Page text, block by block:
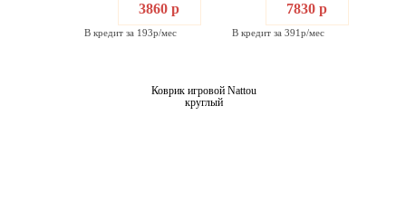
3860 р
В кредит за 193р/мес
7830 р
В кредит за 391р/мес
Коврик игровой Nattou
круглый